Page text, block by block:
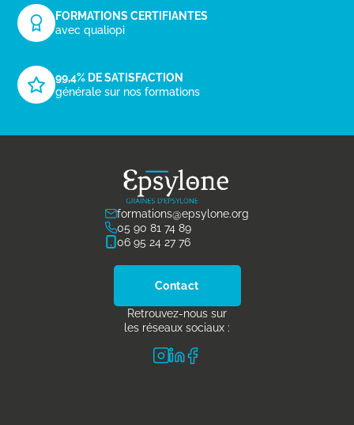
FORMATIONS CERTIFIANTES
avec qualiopi
99,4% DE SATISFACTION
générale sur nos formations
formations@epsylone.org
05 90 81 74 89
06 95 24 27 76
Contact
Retrouvez-nous sur
les réseaux sociaux :